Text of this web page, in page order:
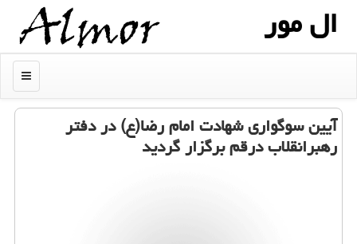
ال مور
منو
آیین سوگواری شهادت امام رضا(ع) در دفتر
رهبرانقلاب درقم برگزار گردید